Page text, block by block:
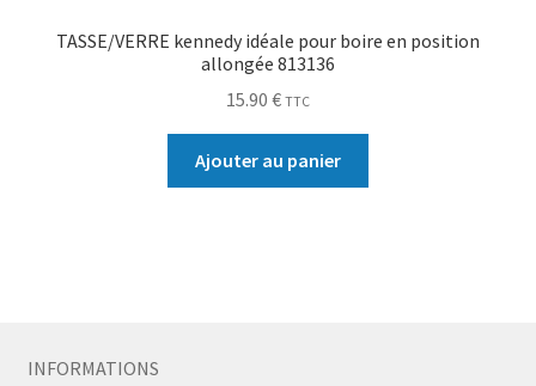
TASSE/VERRE kennedy idéale pour boire en position
allongée 813136
15.90 € TTC
Ajouter au panier
INFORMATIONS